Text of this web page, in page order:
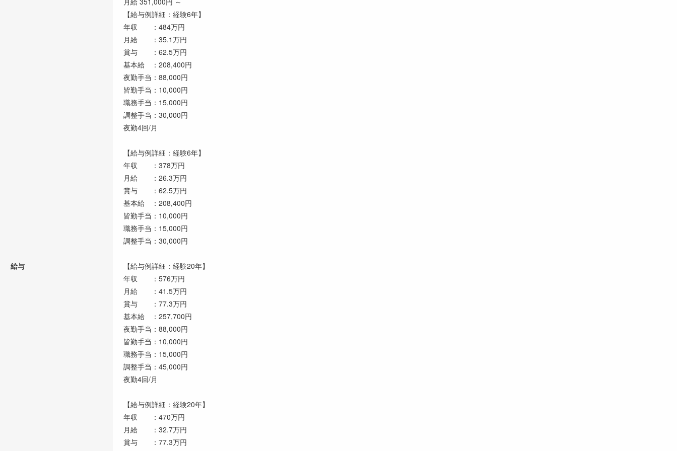
給与
【給与例詳細：経験6年】
年収 ：484万円
月給 ：35.1万円
賞与 ：62.5万円
基本給 ：208,400円
夜勤手当：88,000円
皆勤手当：10,000円
職務手当：15,000円
調整手当：30,000円
夜勤4回/月
【給与例詳細：経験6年】
年収 ：378万円
月給 ：26.3万円
賞与 ：62.5万円
基本給 ：208,400円
皆勤手当：10,000円
職務手当：15,000円
調整手当：30,000円
【給与例詳細：経験20年】
年収 ：576万円
月給 ：41.5万円
賞与 ：77.3万円
基本給 ：257,700円
夜勤手当：88,000円
皆勤手当：10,000円
職務手当：15,000円
調整手当：45,000円
夜勤4回/月
【給与例詳細：経験20年】
年収 ：470万円
月給 ：32.7万円
賞与 ：77.3万円